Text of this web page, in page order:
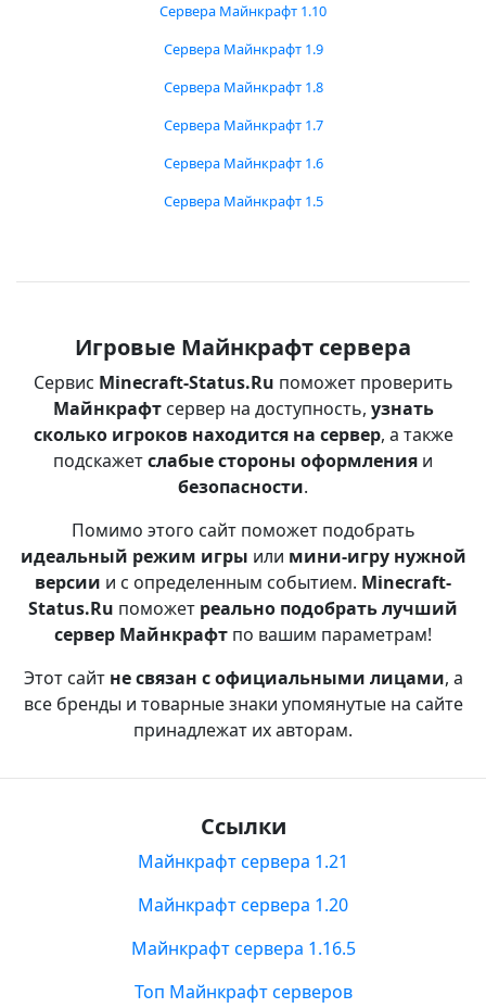
Сервера Майнкрафт 1.10
Сервера Майнкрафт 1.9
Сервера Майнкрафт 1.8
Сервера Майнкрафт 1.7
Сервера Майнкрафт 1.6
Сервера Майнкрафт 1.5
Игровые Майнкрафт сервера
Сервис Minecraft-Status.Ru поможет проверить
Майнкрафтсервер на доступность, узнать
сколько игроков находится на сервер, а также
подскажетслабые стороны оформления и
безопасности.
Помимо этого сайт поможет подобрать
идеальный режим игры или мини-игру нужной
версии и с определенным событием. Minecraft-
Status.Ru поможет реально подобрать лучший
сервер Майнкрафт по вашим параметрам!
Этот сайт не связан с официальными лицами, а
все бренды и товарные знаки упомянутые на сайте
принадлежат их авторам.
Ссылки
Майнкрафт сервера 1.21
Майнкрафт сервера 1.20
Майнкрафт сервера 1.16.5
Топ Майнкрафт серверов